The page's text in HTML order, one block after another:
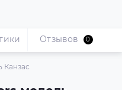
Канзас
Отзывов 0